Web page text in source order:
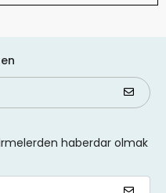
haberdar olmak